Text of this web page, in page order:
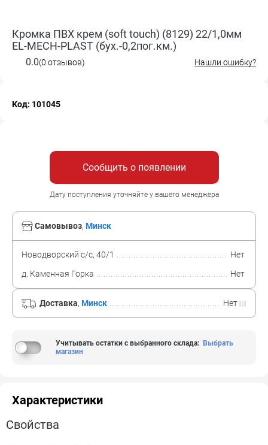
Кромка ПВХ крем (soft touch) (8129) 22/1,0мм
EL-MECH-PLAST (бух.-0,2пог.км.)
0.0(0 отзывов) Нашли ошибку?
Код: 101045
Сообщить о появлении
Дату поступления уточняйте у вашего менеджера
Самовывоз, Минск
Новодворский с/с, 40/1
Нет
д. Каменная Горка
Нет
Доставка, Минск Нет
Учитывать остатки с выбранного склада: Выбрать
магазин
Характеристики
Свойства